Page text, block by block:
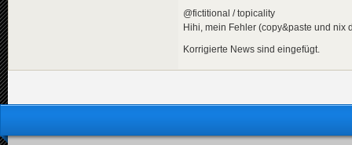
@fictitional / topicality
Hihi, mein Fehler (copy&paste und nix
Korrigierte News sind eingefügt.